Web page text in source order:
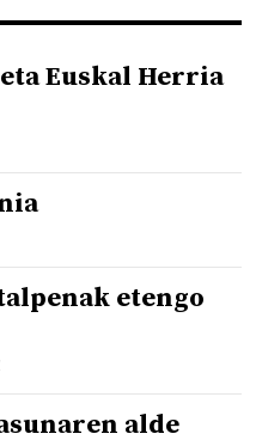
Euskal Herria
etengo
alde